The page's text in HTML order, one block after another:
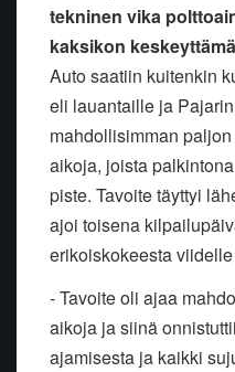
tekninen vika
kaksikon
Auto saatiin kuitenkin
eli lauantaille ja
mahdollisimman
aikoja, joista
piste. Tavoite täyttyi
ajoi toisena
erikoiskokeesta
- Tavoite oli ajaa
aikoja ja siinä
ajamisesta ja kaikki